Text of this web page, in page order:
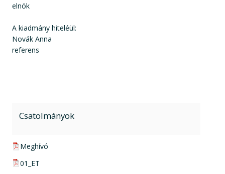
elnök
A kiadmány hiteléül:
Novák Anna
referens
Csatolmányok
pdf csatolmány:
Meghívó
pdf csatolmány:
01_ET